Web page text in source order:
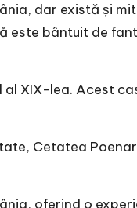
dar există și
este bântuit de
XIX-lea. Acest
Cetatea
oferind o